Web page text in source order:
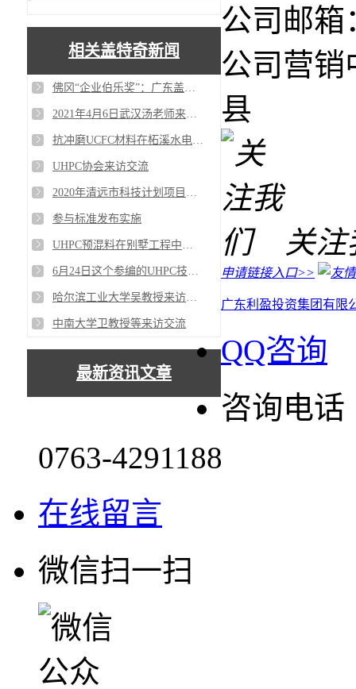
相关盖特奇新闻
佛冈“企业伯乐奖”：广东盖特奇新材料科技有限公司
2021年4月6日武汉汤老师来访交流
抗冲磨UCFC材料在柘溪水电站维修应用
UHPC协会来访交流
2020年清远市科技计划项目立项
参与标准发布实施
UHPC预混料在别墅工程中应用
6月24日这个参编的UHPC技术要求标准在上海进行送审审查
哈尔滨工业大学吴教授来访盖特奇开展超高性能混凝土及其预制件技术的创新交流
中南大学卫教授等来访交流
最新资讯文章
公司邮箱
公司营销
县
关注
申请链接入口>>
广东利盈投资集团有限
QQ咨询
咨询电话
0763-4291188
在线留言
微信扫一扫